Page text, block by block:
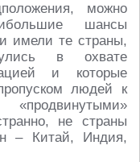
можно
шансы
имели те страны,
в охвате
и которые
людей к
не страны
– Китай, Индия,